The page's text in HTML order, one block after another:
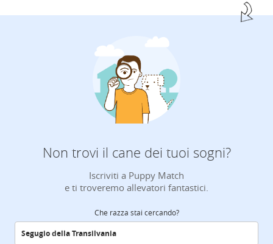
Non trovi il cane dei tuoi sogni?
Iscriviti a Puppy Match
e ti troveremo allevatori fantastici.
Che razza stai cercando?